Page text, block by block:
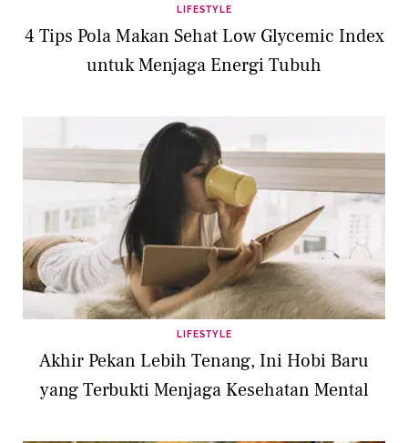
LIFESTYLE
4 Tips Pola Makan Sehat Low Glycemic Index
untuk Menjaga Energi Tubuh
LIFESTYLE
Akhir Pekan Lebih Tenang, Ini Hobi Baru
yang Terbukti Menjaga Kesehatan Mental